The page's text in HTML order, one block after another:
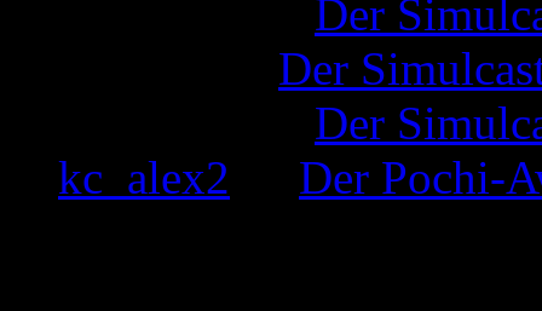
Der
Der
Der
kc_alex2
Der Pochi-